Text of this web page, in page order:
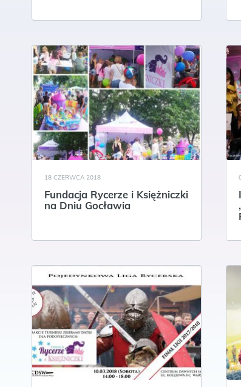
18 CZERWCA 2018
Fundacja Rycerze i Księżniczki
na Dniu Gocławia